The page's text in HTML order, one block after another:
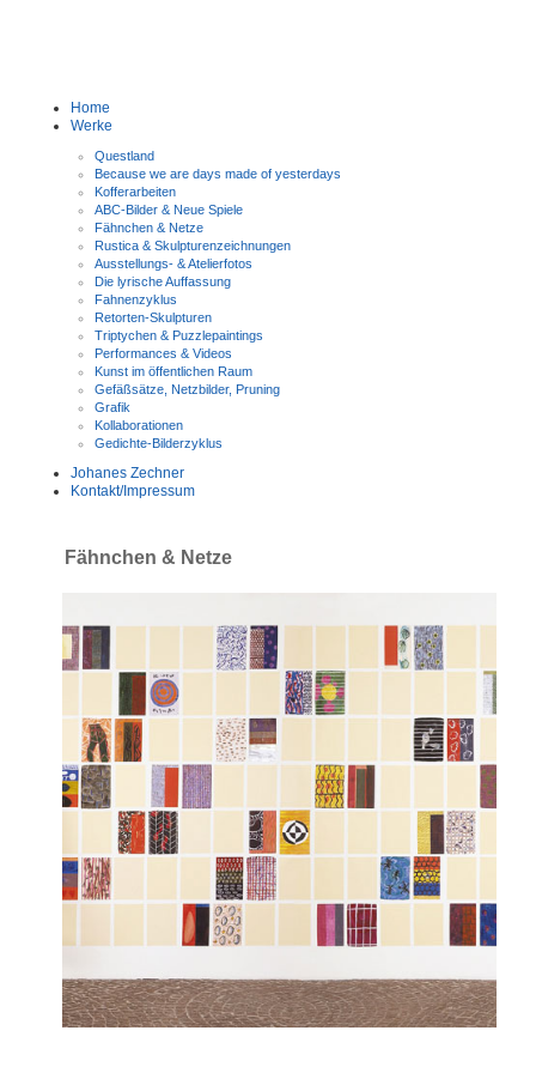
Home
Werke
Questland
Because we are days made of yesterdays
Kofferarbeiten
ABC-Bilder & Neue Spiele
Fähnchen & Netze
Rustica & Skulpturenzeichnungen
Ausstellungs- & Atelierfotos
Die lyrische Auffassung
Fahnenzyklus
Retorten-Skulpturen
Triptychen & Puzzlepaintings
Performances & Videos
Kunst im öffentlichen Raum
Gefäßsätze, Netzbilder, Pruning
Grafik
Kollaborationen
Gedichte-Bilderzyklus
Johanes Zechner
Kontakt/Impressum
Fähnchen & Netze